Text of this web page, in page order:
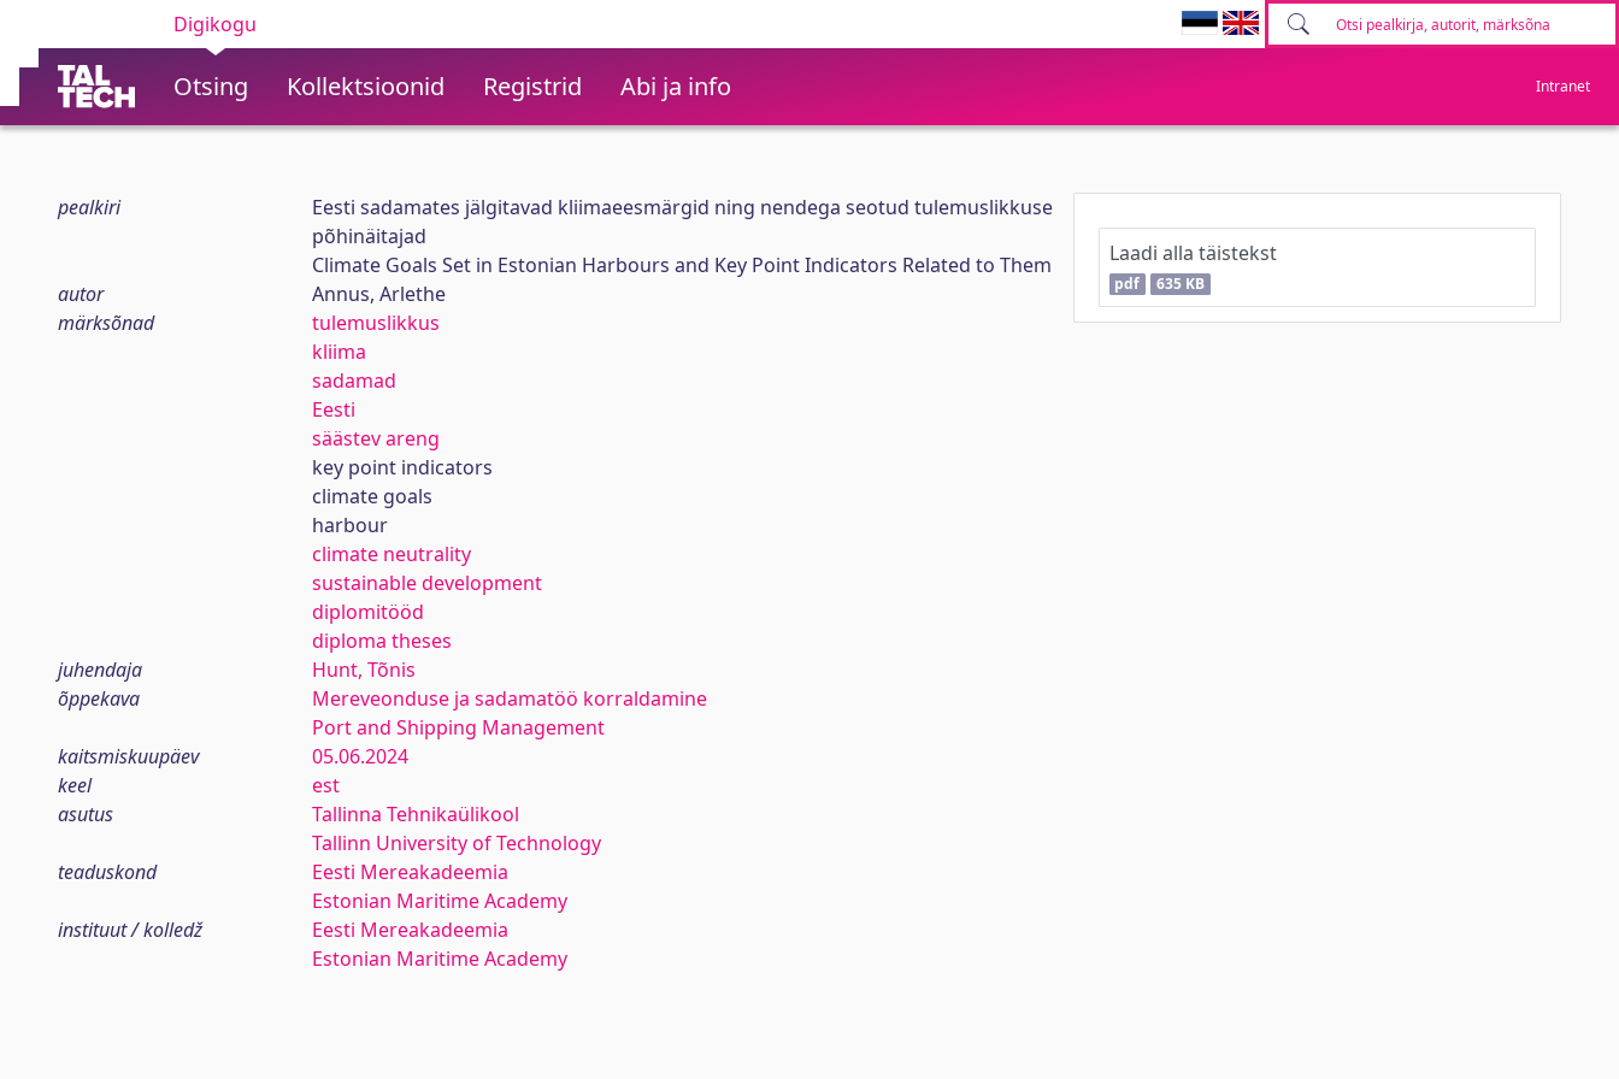
Digikogu
Otsing Kollektsioonid Registrid Abi ja info Intranet
pealkiri
Eesti sadamates jälgitavad kliimaeesmärgid ning nendega seotud tulemuslikkuse
põhinäitajad
Climate Goals Set in Estonian Harbours and Key Point Indicators Related to Them
autor
Annus, Arlethe
märksõnad
tulemuslikkus
kliima
sadamad
Eesti
säästev areng
key point indicators
climate goals
harbour
climate neutrality
sustainable development
diplomitööd
diploma theses
juhendaja
Hunt, Tõnis
õppekava
Mereveonduse ja sadamatöö korraldamine
Port and Shipping Management
kaitsmiskuupäev
05.06.2024
keel
est
asutus
Tallinna Tehnikaülikool
Tallinn University of Technology
teaduskond
Eesti Mereakadeemia
Estonian Maritime Academy
instituut / kolledž
Eesti Mereakadeemia
Estonian Maritime Academy
Laadi alla täistekst
pdf 635 KB